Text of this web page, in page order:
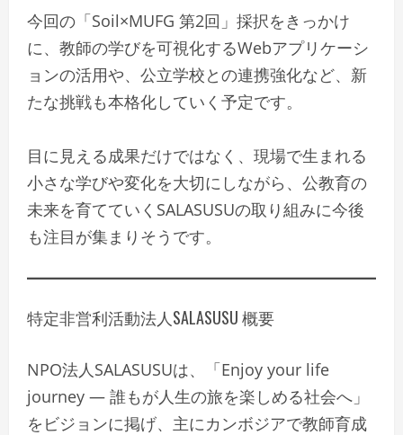
今回の「Soil×MUFG 第2回」採択をきっかけ
に、教師の学びを可視化するWebアプリケーシ
ョンの活用や、公立学校との連携強化など、新
たな挑戦も本格化していく予定です。
目に見える成果だけではなく、現場で生まれる
小さな学びや変化を大切にしながら、公教育の
未来を育てていくSALASUSUの取り組みに今後
も注目が集まりそうです。
特定非営利活動法人SALASUSU 概要
NPO法人SALASUSUは、「Enjoy your life
journey ― 誰もが人生の旅を楽しめる社会へ」
をビジョンに掲げ、主にカンボジアで教師育成